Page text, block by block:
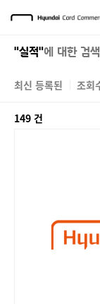
"실적"에 대한 검
최신 등록된 조회
149 건